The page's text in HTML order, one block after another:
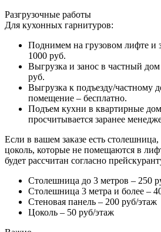
Разгрузочные работы
Для кухонных гарнитуров:
Поднимем на грузовом лифте и
1000 руб.
Выгрузка и занос в частный
руб.
Выгрузка к подъезду/частному
помещение – бесплатно.
Подъем кухни в квартирные
просчитывается заранее
Если в вашем заказе есть
цоколь, которые не помещаются в
будет рассчитан согласно
Столешница до 3 метров – 250
Столешница 3 метра и более –
Стеновая панель – 200 руб/этаж
Цоколь – 50 руб/этаж